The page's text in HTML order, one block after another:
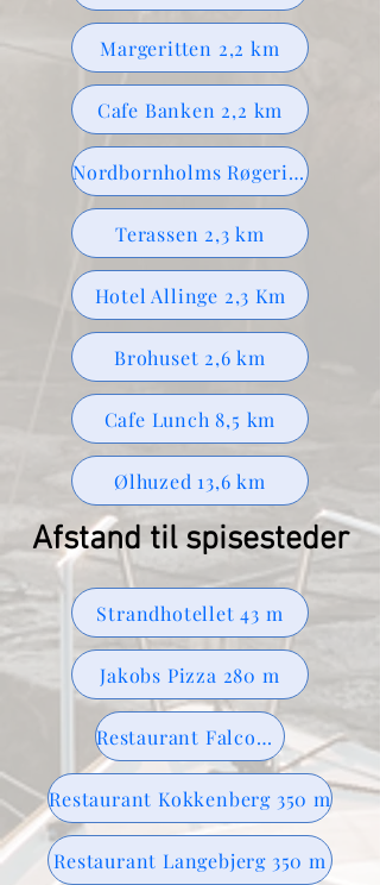
Margeritten 2,2 km
Cafe Banken 2,2 km
Nordbornholms Røgeri 2,2 km
Terassen 2,3 km
Hotel Allinge 2,3 Km
Brohuset 2,6 km
Cafe Lunch 8,5 km
Ølhuzed 13,6 km
Afstand til spisesteder
Strandhotellet 43 m
Jakobs Pizza 280 m
Restaurant Falcon Hotel 300 m
Restaurant Kokkenberg 350 m
Restaurant Langebjerg 350 m